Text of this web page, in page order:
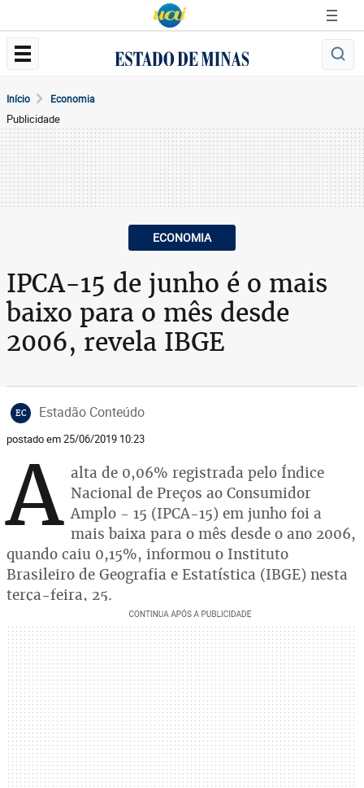
Início Economia
Publicidade
ECONOMIA
IPCA-15 de junho é o mais
baixo para o mês desde
2006, revela IBGE
EC Estadão Conteúdo
postado em 25/06/2019 10:23
A alta de 0,06% registrada pelo Índice
Nacional de Preços ao Consumidor
Amplo - 15 (IPCA-15) em junho foi a
mais baixa para o mês desde o ano 2006,
quando caiu 0,15%, informou o Instituto
Brasileiro de Geografia e Estatística (IBGE) nesta
terça-feira, 25.